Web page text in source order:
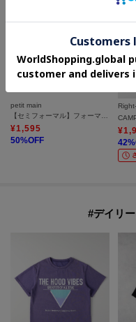
petit main
【セミフォーマル】フォーマルベスト
¥1,595
50%OFF
¥
42
#デイリ